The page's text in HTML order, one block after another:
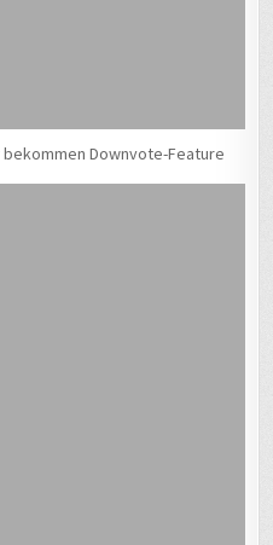
Downvote-Feature